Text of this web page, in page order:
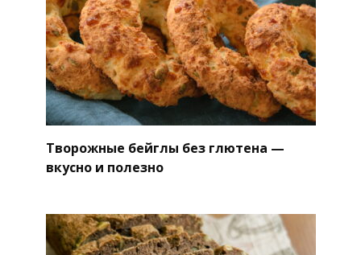
Творожные бейглы без глютена —
вкусно и полезно